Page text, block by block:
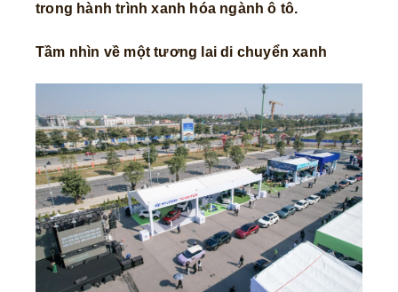
trong hành trình xanh hóa ngành ô tô.
Tầm nhìn về một tương lai di chuyển xanh